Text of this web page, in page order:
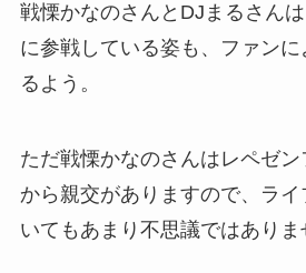
戦慄かなのさんとDJまるさん
に参戦している姿も、ファン
るよう。
ただ戦慄かなのさんはレペゼ
から親交がありますので、ラ
いてもあまり不思議ではありま